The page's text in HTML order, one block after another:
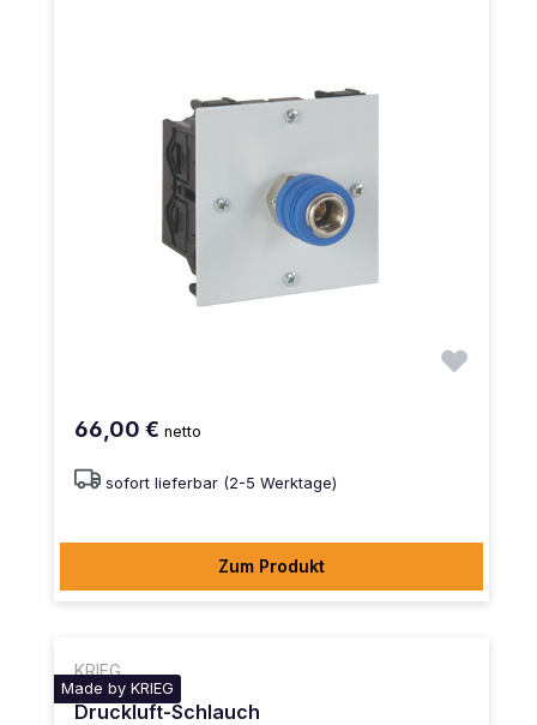
66,00 € netto
sofort lieferbar (2-5 Werktage)
Zum Produkt
KRIEG
Made by KRIEG
Druckluft-Schlauch